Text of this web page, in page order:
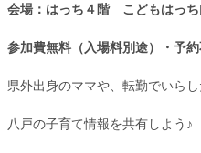
会場：はっち４階 こどもはっ
参加費無料（入場料別途）・ 予
県外出身のママや、転勤でいら
八戸の子育て情報を共有しよう♪